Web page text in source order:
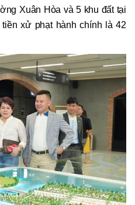
Xuân Hòa và 5 khu đất tại
xử phạt hành chính là 42